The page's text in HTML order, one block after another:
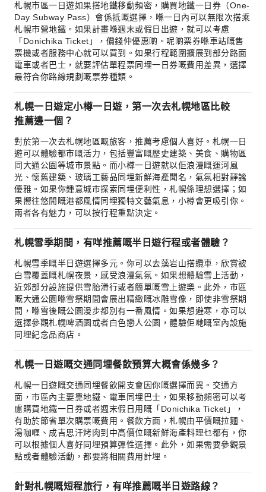
札幌市區一日遊如果搭地鐵移動頻密，購買地鐵一日券（One-
Day Subway Pass）會係抵嘅選擇，喺一日內可以無限次搭乘
札幌市營地鐵。如果計畫喺週末或假日出遊，就可以考慮
「Donichika Ticket」，價錢仲優惠啲。呢啲票券喺車站嘅售
票機或者服務中心就可以買到。如果行程範圍擴展到部分路面
電車或者巴士，就要評估單程票同埋一日券嘅費用差異，選擇
最符合你路線規劃嘅票券種類。
札幌一日遊定小樽一日遊，第一次去札幌地區比較
推薦邊一個？
對於第一次去札幌地區嘅旅客，推薦考慮個人喜好。札幌一日
遊可以體驗都市嘅活力，包括豐富嘅歷史建築、美食、購物區
同大通公園等城市景點。而小樽一日遊就以佢浪漫嘅運河風
光、懷舊建築、玻璃工藝品同埋新鮮海產聞名，氣氛相對靜謐
優雅。如果你鍾意城市探索同埋便利性，札幌係理想選擇；如
果嚮往悠閒嘅港都風情同埋獨特文藝氣息，小樽會更吸引你。
兩者各有魅力，可以按行程重點決定。
札幌雪季期間，有咩推薦嘅半日遊行程或者體驗？
札幌雪季嘅半日遊選擇多元。你可以去藻岩山搭纜車，欣賞被
白雪覆蓋嘅札幌夜景，感受浪漫氣氛。如果想體驗雪上活動，
近郊部分設施提供雪胎滑行或者簡單嘅雪上遊樂。此外，市區
嘅大通公園喺雪祭期間會展出精緻嘅冰雕雪像，即使非雪祭期
間，喺雪後嘅公園漫步都別有一番風情。如果想避寒，亦可以
選擇參觀札幌啤酒園或者白色戀人公園，體驗佢哋嘅室內設施
同埋紀念品商店。
札幌一日遊嘅交通同埋餐飲預算大概會係幾多？
札幌一日遊嘅交通同埋餐飲開支會因你嘅選擇而異。交通方
面，市區內主要靠地鐵、電車同埋巴士，如果移動頻密可以考
慮購買地鐵一日券或者週末假日用嘅「Donichika Ticket」，
有助於節省單次購票嘅費用。餐飲方面，札幌由平價嘅拉麵、
湯咖喱、成吉思汗烤肉到中高價位嘅新鮮海產料理乜都有，你
可以根據個人喜好同埋預算彈性選擇。此外，如果需要參觀景
點或者體驗活動，都要將相關費用計埋。
針對札幌嘅短程旅行，有咩推薦嘅半日遊路線？